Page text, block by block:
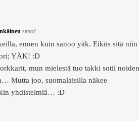
sanoi:
ennen kuin sanoo yäk. Eikös sitä niin
YÄK! :D
mun mielestä tuo takki sotii
Mutta joo, suomalaisilla näkee
yhdistelmiä… :D